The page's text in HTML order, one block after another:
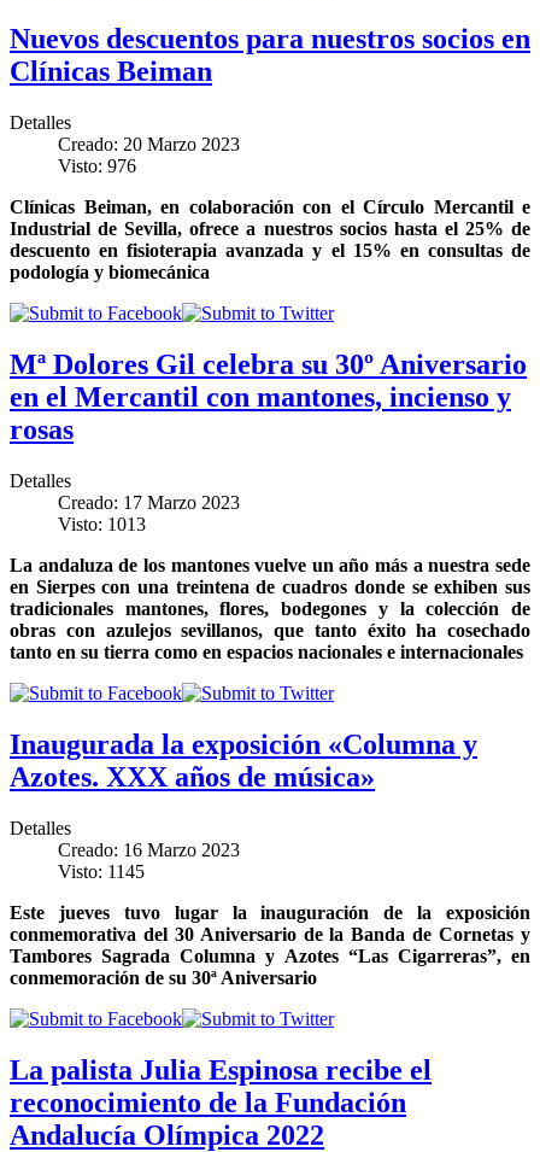
Nuevos descuentos para nuestros socios en
Clínicas Beiman
Detalles
Creado: 20 Marzo 2023
Visto: 976
Clínicas Beiman, en colaboración con el Círculo Mercantil e
Industrial de Sevilla, ofrece a nuestros socios hasta el 25% de
descuento en fisioterapia avanzada y el 15% en consultas de
podología y biomecánica
Mª Dolores Gil celebra su 30º Aniversario
en el Mercantil con mantones, incienso y
rosas
Detalles
Creado: 17 Marzo 2023
Visto: 1013
La andaluza de los mantones vuelve un año más a nuestra sede
en Sierpes con una treintena de cuadros donde se exhiben sus
tradicionales mantones, flores, bodegones y la colección de
obras con azulejos sevillanos, que tanto éxito ha cosechado
tanto en su tierra como en espacios nacionales e internacionales
Inaugurada la exposición «Columna y
Azotes. XXX años de música»
Detalles
Creado: 16 Marzo 2023
Visto: 1145
Este jueves tuvo lugar la inauguración de la exposición
conmemorativa del 30 Aniversario de la Banda de Cornetas y
Tambores Sagrada Columna y Azotes “Las Cigarreras”, en
conmemoración de su 30ª Aniversario
La palista Julia Espinosa recibe el
reconocimiento de la Fundación
Andalucía Olímpica 2022